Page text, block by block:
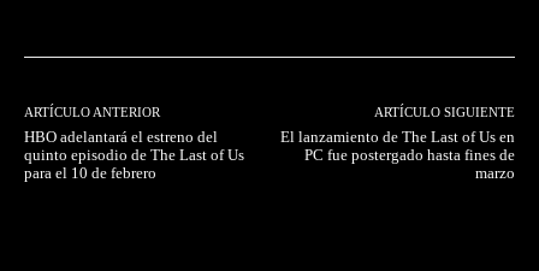
ARTÍCULO ANTERIOR
HBO adelantará el estreno del
quinto episodio de The Last of Us
para el 10 de febrero
ARTÍCULO SIGUIENTE
El lanzamiento de The Last of Us en
PC fue postergado hasta fines de
marzo